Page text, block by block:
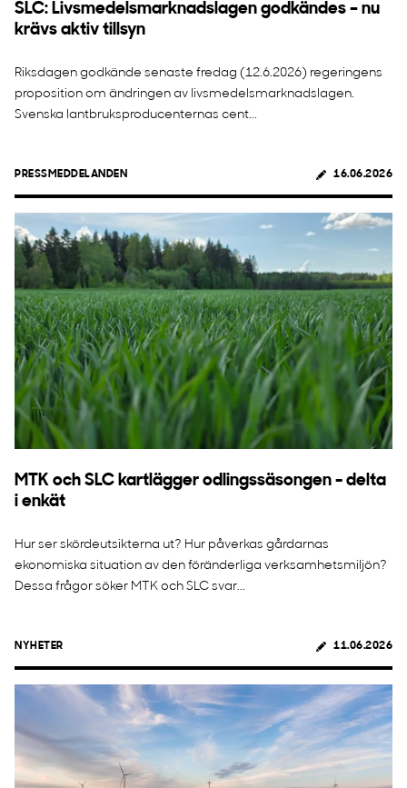
SLC: Livsmedelsmarknadslagen godkändes – nu
krävs aktiv tillsyn
Riksdagen godkände senaste fredag (12.6.2026) regeringens
proposition om ändringen av livsmedelsmarknadslagen.
Svenska lantbruksproducenternas cent...
PRESSMEDDELANDEN 16.06.2026
MTK och SLC kartlägger odlingssäsongen - delta
i enkät
Hur ser skördeutsikterna ut? Hur påverkas gårdarnas
ekonomiska situation av den föränderliga verksamhetsmiljön?
Dessa frågor söker MTK och SLC svar...
NYHETER 11.06.2026